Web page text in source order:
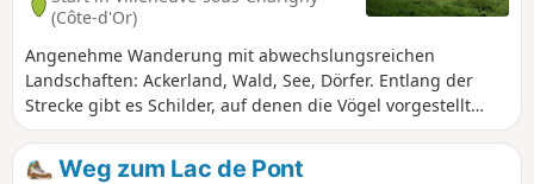
(Côte-d'Or)
Angenehme Wanderung mit abwechslungsreichen
Landschaften: Ackerland, Wald, See, Dörfer. Entlang der
Strecke gibt es Schilder, auf denen die Vögel vorgestellt
werden, denen man begegnen kann.
Weg zum Lac de Pont